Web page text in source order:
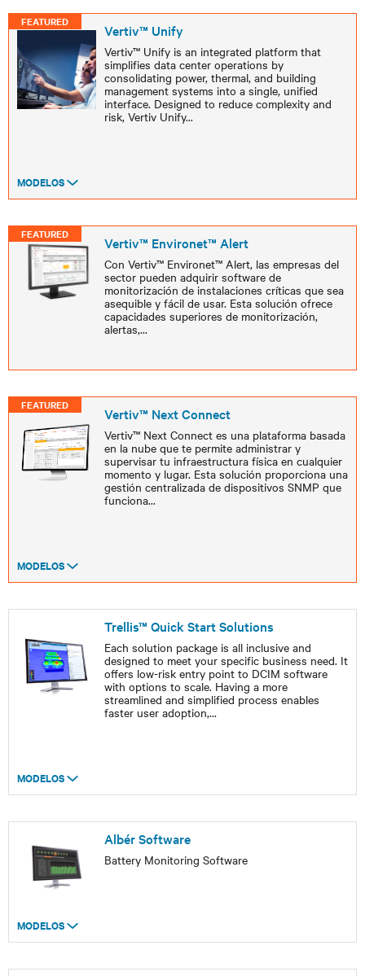
FEATURED Vertiv™ Unify
Vertiv™ Unify is an integrated platform that
simplifies data center operations by
consolidating power, thermal, and building
management systems into a single, unified
interface. Designed to reduce complexity and
risk, Vertiv Unify...
MODELOS
FEATURED Vertiv™ Environet™ Alert
Con Vertiv™ Environet™ Alert, las empresas del
sector pueden adquirir software de
monitorización de instalaciones críticas que sea
asequible y fácil de usar. Esta solución ofrece
capacidades superiores de monitorización,
alertas,...
FEATURED Vertiv™ Next Connect
Vertiv™ Next Connect es una plataforma basada
en la nube que te permite administrar y
supervisar tu infraestructura física en cualquier
momento y lugar. Esta solución proporciona una
gestión centralizada de dispositivos SNMP que
funciona...
MODELOS
Trellis™ Quick Start Solutions
Each solution package is all inclusive and
designed to meet your specific business need. It
offers low-risk entry point to DCIM software
with options to scale. Having a more
streamlined and simplified process enables
faster user adoption,...
MODELOS
Albér Software
Battery Monitoring Software
MODELOS